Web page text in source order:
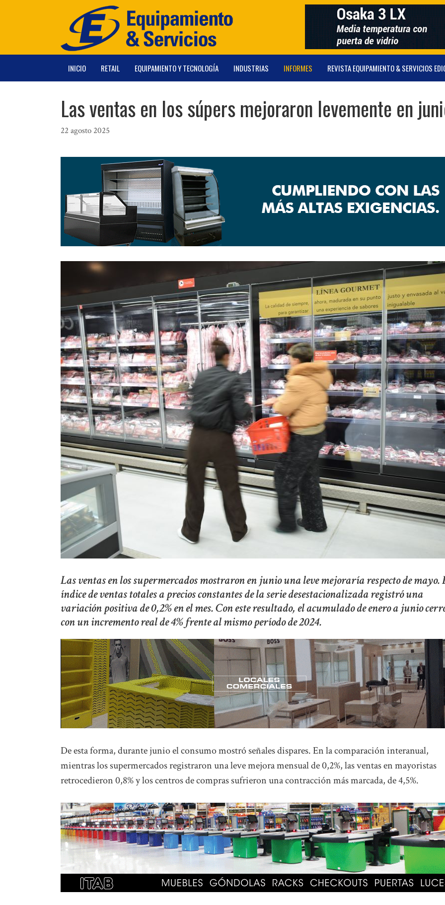
INICIO RETAIL EQUIPAMIENTO Y TECNOLOGÍA INDUSTRIAS INFORMES REVISTA EQUIPAMIENTO & SERVICIOS
Las ventas en los súpers mejoraron levemente en
22 agosto 2025
Las ventas en los supermercados mostraron en junio una leve mejoraría respecto de mayo.
índice de ventas totales a precios constantes de la serie desestacionalizada registró una
variación positiva de 0,2% en el mes. Con este resultado, el acumulado de enero a junio
con un incremento real de 4% frente al mismo período de 2024.
De esta forma, durante junio el consumo mostró señales dispares. En la comparación interanual,
mientras los supermercados registraron una leve mejora mensual de 0,2%, las ventas en mayoristas
retrocedieron 0,8% y los centros de compras sufrieron una contracción más marcada, de 4,5%.